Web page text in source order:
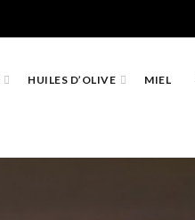
HUILES D’OLIVE MIEL